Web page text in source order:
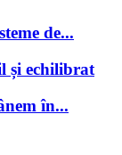
de...
și echilibrat
în...